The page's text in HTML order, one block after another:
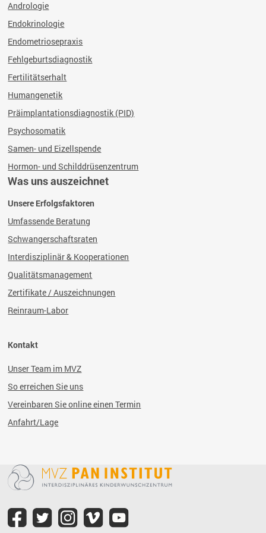
Andrologie
Endokrinologie
Endometriosepraxis
Fehlgeburtsdiagnostik
Fertilitätserhalt
Humangenetik
Präimplantationsdiagnostik (PID)
Psychosomatik
Samen- und Eizellspende
Hormon- und Schilddrüsenzentrum
Was uns auszeichnet
Unsere Erfolgsfaktoren
Umfassende Beratung
Schwangerschaftsraten
Interdisziplinär & Kooperationen
Qualitätsmanagement
Zertifikate / Auszeichnungen
Reinraum-Labor
Kontakt
Unser Team im MVZ
So erreichen Sie uns
Vereinbaren Sie online einen Termin
Anfahrt/Lage